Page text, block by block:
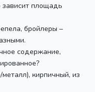
площадь
бройлеры –
содержание,
кирпичный, из